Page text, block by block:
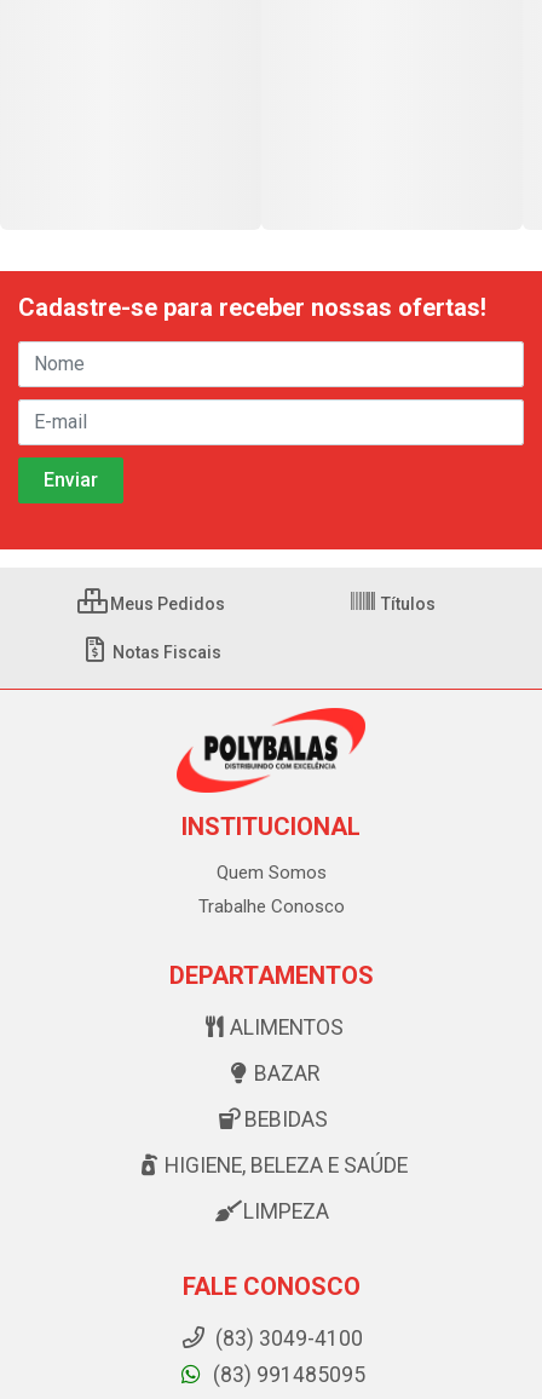
Cadastre-se para receber nossas ofertas!
Meus Pedidos Títulos
Notas Fiscais
INSTITUCIONAL
Quem Somos
Trabalhe Conosco
DEPARTAMENTOS
ALIMENTOS
BAZAR
BEBIDAS
HIGIENE, BELEZA E SAÚDE
LIMPEZA
FALE CONOSCO
(83) 3049-4100
(83) 991485095